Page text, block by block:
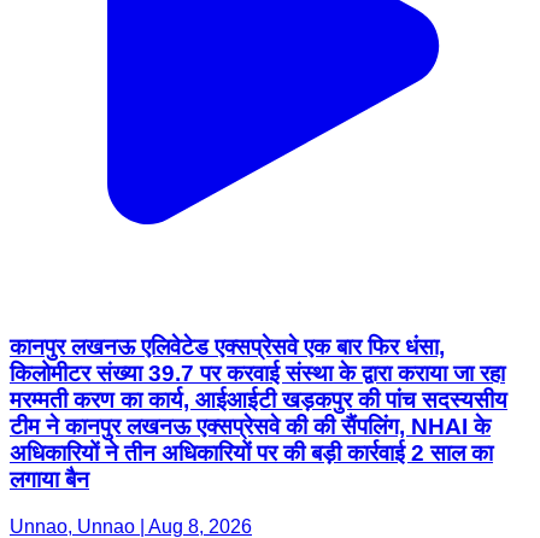
कानपुर लखनऊ एलिवेटेड एक्सप्रेसवे एक बार फिर धंसा,
किलोमीटर संख्या 39.7 पर करवाई संस्था के द्वारा कराया जा रहा
मरम्मती करण का कार्य, आईआईटी खड़कपुर की पांच सदस्यसीय
टीम ने कानपुर लखनऊ एक्सप्रेसवे की की सैंपलिंग, NHAI के
अधिकारियों ने तीन अधिकारियों पर की बड़ी कार्रवाई 2 साल का
लगाया बैन
Unnao, Unnao | Aug 8, 2026